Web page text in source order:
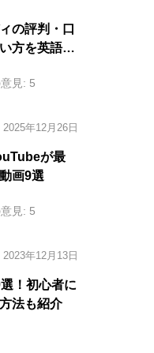
の評判・口
方を英語の
見: 5
2025年12月26日
が最
画9選
見: 5
2023年12月13日
！初心者に
法も紹介